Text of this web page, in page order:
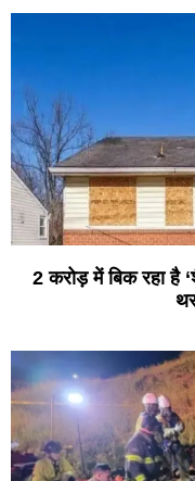
2 करोड़ में बिक रहा है